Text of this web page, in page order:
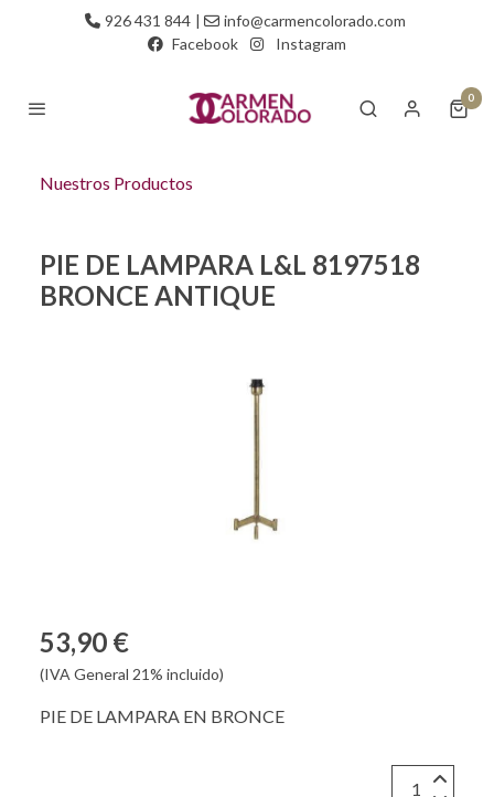
926 431 844 |
info@carmencolorado.com
Facebook
Instagram
0
Nuestros Productos
PIE DE LAMPARA L&L 8197518
BRONCE ANTIQUE
53,90 €
(IVA General 21% incluido)
PIE DE LAMPARA EN BRONCE